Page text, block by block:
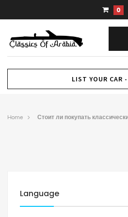
0
LIST YOUR CAR -
Home Стоит ли покупать
Language